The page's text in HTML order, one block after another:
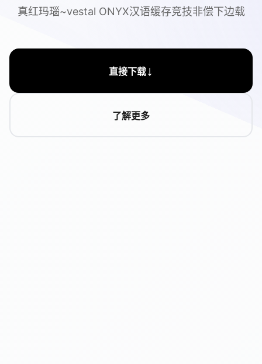
真红玛瑙~vestal ONYX汉语缓存竞技非偿下边载
直接下载↓
了解更多